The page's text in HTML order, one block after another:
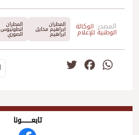
المصدر: الوكالة
الوطنية للإعلام
المطران
ابراهيم مخايل
ابراهيم
المطران
انطونيوس
الصوري
WhatsApp
Facebook
تابعــــــــــونا